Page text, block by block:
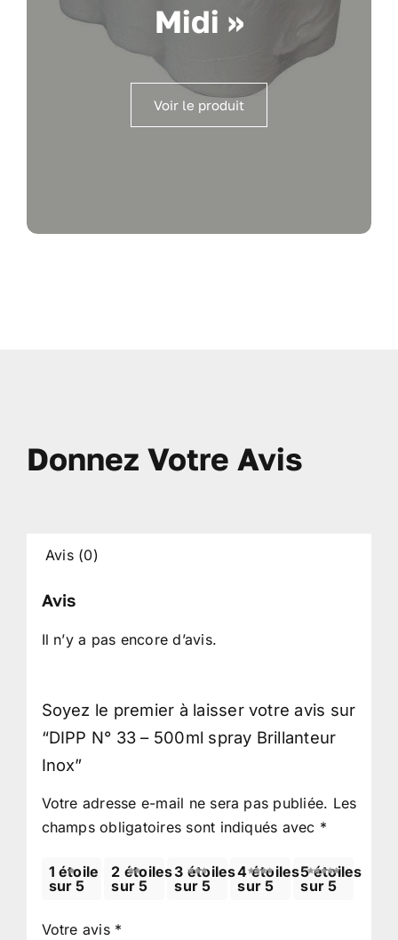
Midi »
Voir le produit
Donnez Votre Avis
Avis (0)
Avis
Il n’y a pas encore d’avis.
Soyez le premier à laisser votre avis sur
“DIPP N° 33 – 500ml spray Brillanteur
Inox”
Votre adresse e-mail ne sera pas publiée. Les
champs obligatoires sont indiqués avec *
1 étoile
sur 5
2 étoiles
sur 5
3 étoiles
sur 5
4 étoiles
sur 5
5 étoiles
sur 5
Votre avis *